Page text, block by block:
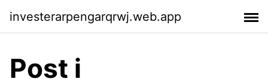
investerarpengarqrwj.web.app
Post i